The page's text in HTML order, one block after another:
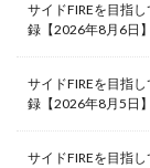
サイドFIREを目指
録【2026年8月6日】
サイドFIREを目指
録【2026年8月5日】
サイドFIREを目指